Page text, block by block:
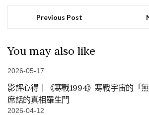
Previous Post
You may also like
2026-05-17
影評心得｜《寒戰1994》寒戰宇宙的「
席話的真相羅生門
2026-04-12